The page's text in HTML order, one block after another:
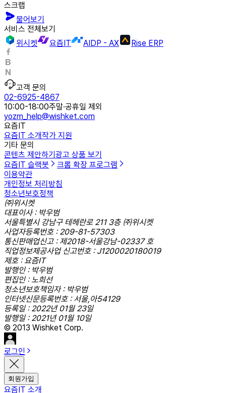
스크랩
물어보기
서비스 전체보기
위시켓
요즘IT AIDP - AX Rise ERP
고객 문의
02-6925-4867
10:00-18:00주말·공휴일 제외
yozm_help@wishket.com
요즘IT
요즘IT 소개작가 지원
기타 문의
콘텐츠 제안하기 광고 상품 보기
요즘IT 슬랙봇
크롬 확장 프로그램
이용약관
개인정보 처리방침
청소년보호정책
㈜위시켓
대표이사 : 박우범
서울특별시 강남구 테헤란로 211 3층 ㈜위시켓
사업자등록번호 : 209-81-57303
통신판매업신고 : 제2018-서울강남-02337 호
직업정보제공사업 신고번호 : J1200020180019
제호 : 요즘IT
발행인 : 박우범
편집인 : 노희선
청소년보호책임자 : 박우범
인터넷신문등록번호 : 서울,아54129
등록일 : 2022년 01월 23일
발행일 : 2021년 01월 10일
© 2013 Wishket Corp.
로그인
회원가입
요즘IT 소개